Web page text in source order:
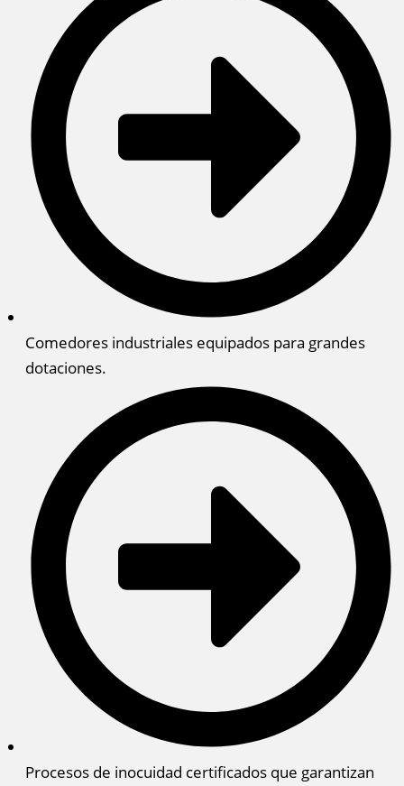
Comedores industriales equipados para grandes
dotaciones.
Procesos de inocuidad certificados que garantizan